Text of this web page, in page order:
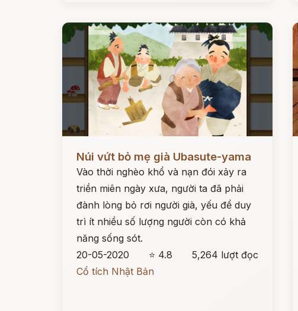
Núi vứt bỏ mẹ già Ubasute-yama
Vào thời nghèo khổ và nạn đói xảy ra
triền miên ngày xưa, người ta đã phải
đành lòng bỏ rơi người già, yếu để duy
trì ít nhiều số lượng người còn có khả
năng sống sót.
20-05-2020
⭐ 4.8
5,264 lượt đọc
Cổ tích Nhật Bản